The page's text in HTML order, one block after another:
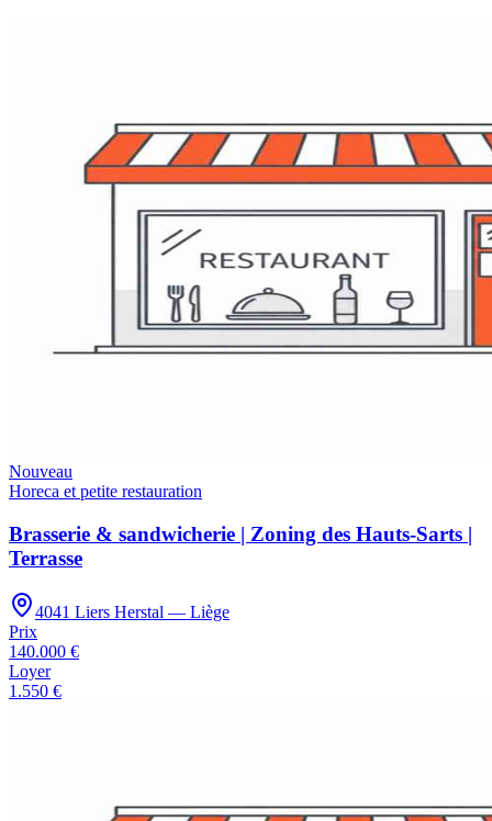
Nouveau
Horeca et petite restauration
Brasserie & sandwicherie | Zoning des Hauts-Sarts |
Terrasse
4041 Liers Herstal — Liège
Prix
140.000 €
Loyer
1.550 €